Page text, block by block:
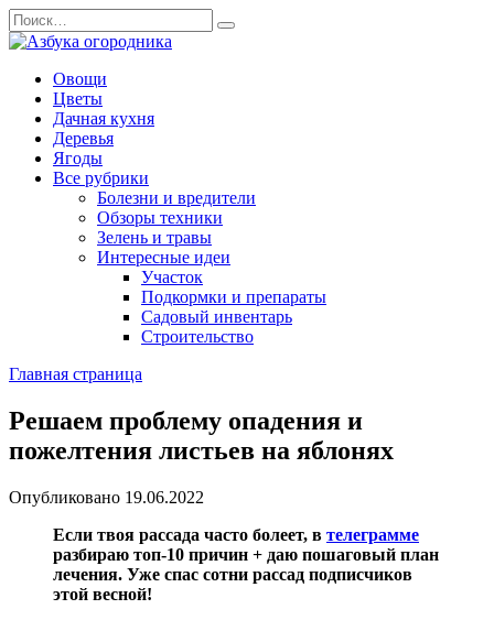
Перейти
к
содержанию
Search
for:
Овощи
Цветы
Дачная кухня
Деревья
Ягоды
Все рубрики
Болезни и вредители
Обзоры техники
Зелень и травы
Интересные идеи
Участок
Подкормки и препараты
Садовый инвентарь
Строительство
Главная страница
Решаем проблему опадения и
пожелтения листьев на яблонях
Опубликовано 19.06.2022
Если твоя рассада часто болеет, в телеграмме
разбираю топ-10 причин + даю пошаговый план
лечения. Уже спас сотни рассад подписчиков
этой весной!